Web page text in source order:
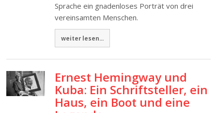
Sprache ein gnadenloses Porträt von drei
vereinsamten Menschen.
weiter lesen...
Ernest Hemingway und
Kuba: Ein Schriftsteller, ein
Haus, ein Boot und eine